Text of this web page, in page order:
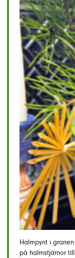
Halmpynt i
på halmstjärnor